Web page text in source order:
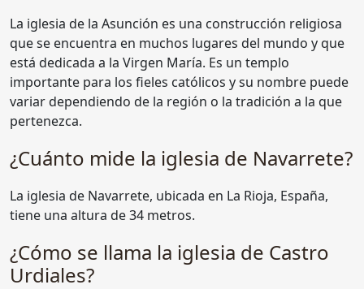
La iglesia de la Asunción es una construcción religiosa
que se encuentra en muchos lugares del mundo y que
está dedicada a la Virgen María. Es un templo
importante para los fieles católicos y su nombre puede
variar dependiendo de la región o la tradición a la que
pertenezca.
¿Cuánto mide la iglesia de Navarrete?
La iglesia de Navarrete, ubicada en La Rioja, España,
tiene una altura de 34 metros.
¿Cómo se llama la iglesia de Castro
Urdiales?